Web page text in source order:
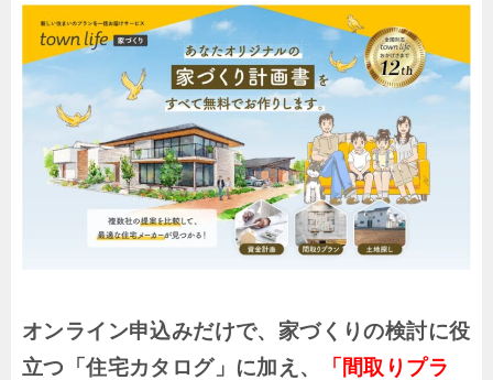
オンライン申込みだけで、家づくりの検討に役
立つ「住宅カタログ」に加え、
「間取りプラ